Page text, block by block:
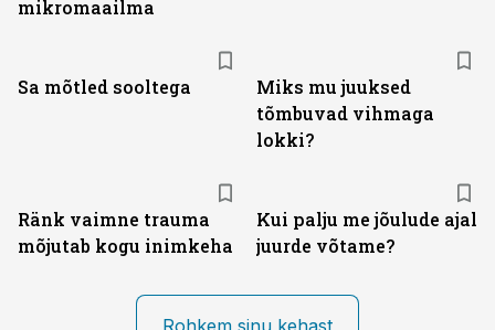
mikromaailma
Sa mõtled sooltega
Miks mu juuksed
tõmbuvad vihmaga
lokki?
Ränk vaimne trauma
mõjutab kogu inimkeha
Kui palju me jõulude ajal
juurde võtame?
Rohkem sinu kehast